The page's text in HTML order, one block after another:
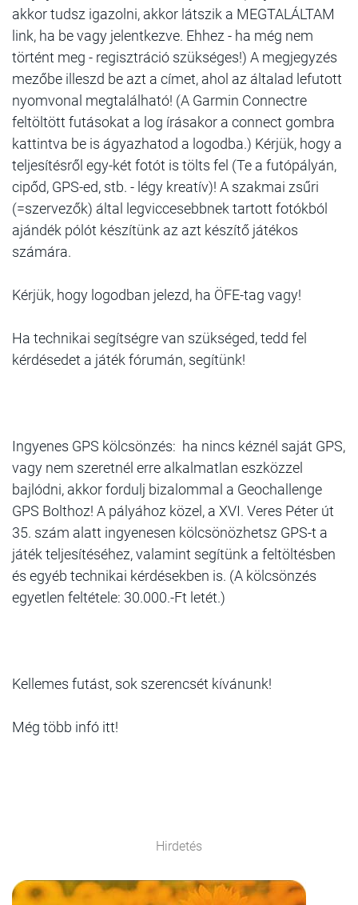
akkor tudsz igazolni, akkor látszik a MEGTALÁLTAM
link, ha be vagy jelentkezve. Ehhez - ha még nem
történt meg - regisztráció szükséges!) A megjegyzés
mezőbe illeszd be azt a címet, ahol az általad lefutott
nyomvonal megtalálható! (A Garmin Connectre
feltöltött futásokat a log írásakor a connect gombra
kattintva be is ágyazhatod a logodba.) Kérjük, hogy a
teljesítésről egy-két fotót is tölts fel (Te a futópályán,
cipőd, GPS-ed, stb. - légy kreatív)! A szakmai zsűri
(=szervezők) által legviccesebbnek tartott fotókból
ajándék pólót készítünk az azt készítő játékos
számára.
Kérjük, hogy logodban jelezd, ha ÖFE-tag vagy!
Ha technikai segítségre van szükséged, tedd fel
kérdésedet a játék fórumán, segítünk!
Ingyenes GPS kölcsönzés: ha nincs kéznél saját GPS,
vagy nem szeretnél erre alkalmatlan eszközzel
bajlódni, akkor fordulj bizalommal a Geochallenge
GPS Bolthoz! A pályához közel, a XVI. Veres Péter út
35. szám alatt ingyenesen kölcsönözhetsz GPS-t a
játék teljesítéséhez, valamint segítünk a feltöltésben
és egyéb technikai kérdésekben is. (A kölcsönzés
egyetlen feltétele: 30.000.-Ft letét.)
Kellemes futást, sok szerencsét kívánunk!
Még több infó itt!
Hirdetés